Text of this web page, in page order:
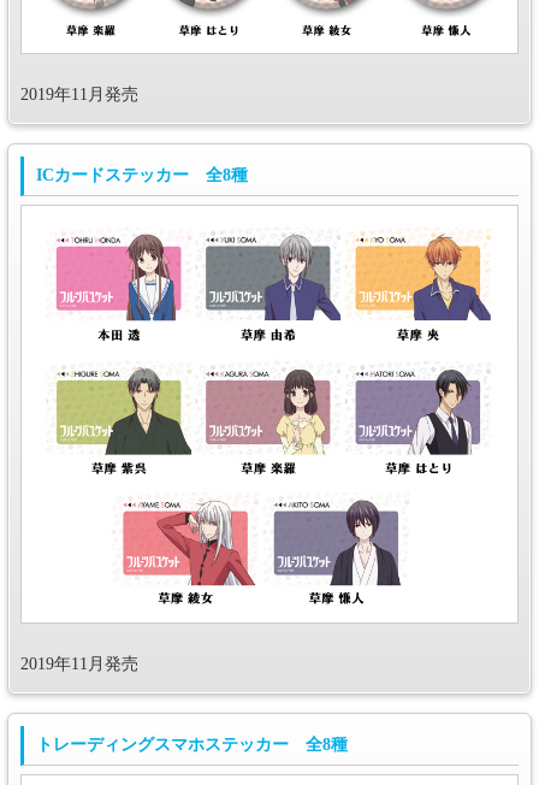
2019年11月発売
ICカードステッカー 全8種
2019年11月発売
トレーディングスマホステッカー 全8種